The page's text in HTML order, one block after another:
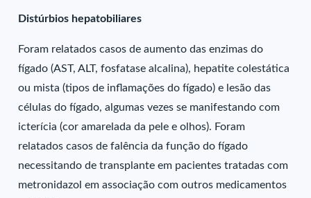
Distúrbios hepatobiliares
Foram relatados casos de aumento das enzimas do
fígado (AST, ALT, fosfatase alcalina), hepatite colestática
ou mista (tipos de inflamações do fígado) e lesão das
células do fígado, algumas vezes se manifestando com
icterícia (cor amarelada da pele e olhos). Foram
relatados casos de falência da função do fígado
necessitando de transplante em pacientes tratadas com
metronidazol em associação com outros medicamentos